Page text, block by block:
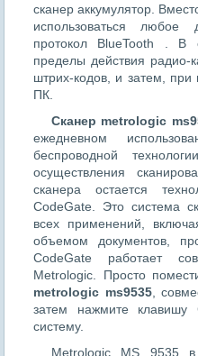
сканер аккумулятор.
использоваться любое
протокол BlueTooth . В
пределы действия радио-
штрих-кодов, и затем, при
ПК.
Сканер metrologic
ежедневном
беспроводной
осуществления
сканера остается
CodeGate. Это система
всех применений,
объемом документов,
CodeGate работает
Metrologic. Просто
metrologic ms9535,
затем нажмите клавишу
систему.
Metrologic MS 9535